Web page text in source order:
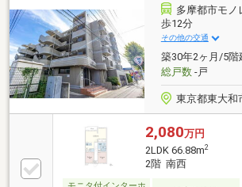
多摩都市モノ
歩12分
その他の交通
築30年2ヶ月/5階
総戸数-戸
東京都東大和
2,080万円
2LDK 66.88m2
2階 南西